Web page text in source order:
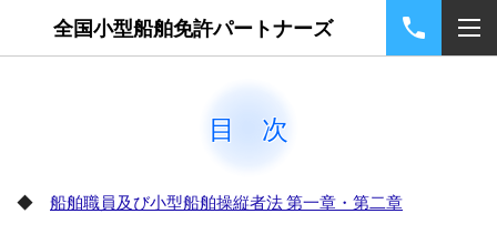
全国小型船舶免許パートナーズ
目 次
◆ 船舶職員及び小型船舶操縦者法 第一章・第二章